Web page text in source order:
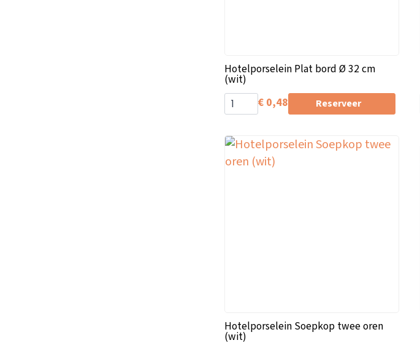
Hotelporselein Plat bord Ø 32 cm
(wit)
€0,48 Reserveer
Hotelporselein Soepkop twee oren
(wit)